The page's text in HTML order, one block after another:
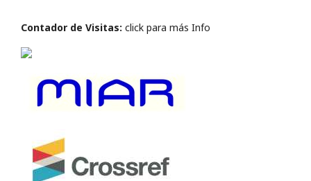
Contador de Visitas: click para más Info